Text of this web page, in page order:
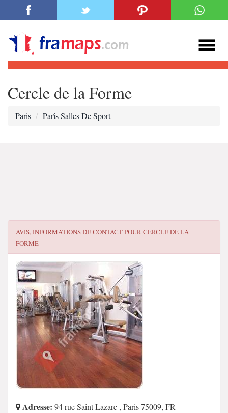
Cercle de la Forme
Paris Pari̇s Salles De Sport
AVIS, INFORMATIONS DE CONTACT POURCERCLE DE LA
FORME
Adresse: 94 rue Saint Lazare , Paris 75009, FR